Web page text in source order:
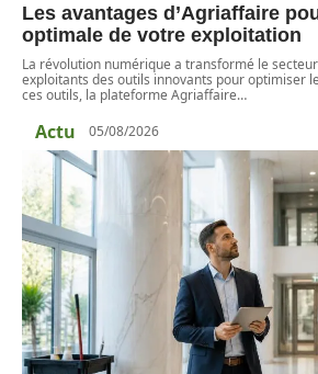
Les avantages d’Agriaffaire
optimale de votre exploitation
La révolution numérique a transformé le
exploitants des outils innovants pour optimiser
ces outils, la plateforme Agriaffaire…
Actu 05/08/2026